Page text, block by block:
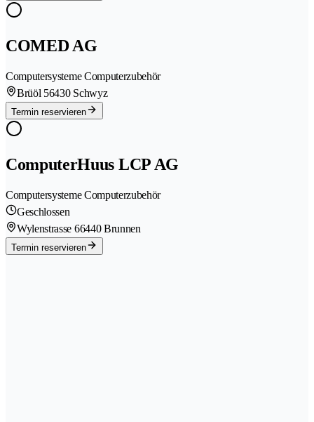
COMED AG
Computersysteme Computerzubehör
Brüöl 56430 Schwyz
Termin reservieren
ComputerHuus LCP AG
Computersysteme Computerzubehör
Geschlossen
Wylenstrasse 66440 Brunnen
Termin reservieren